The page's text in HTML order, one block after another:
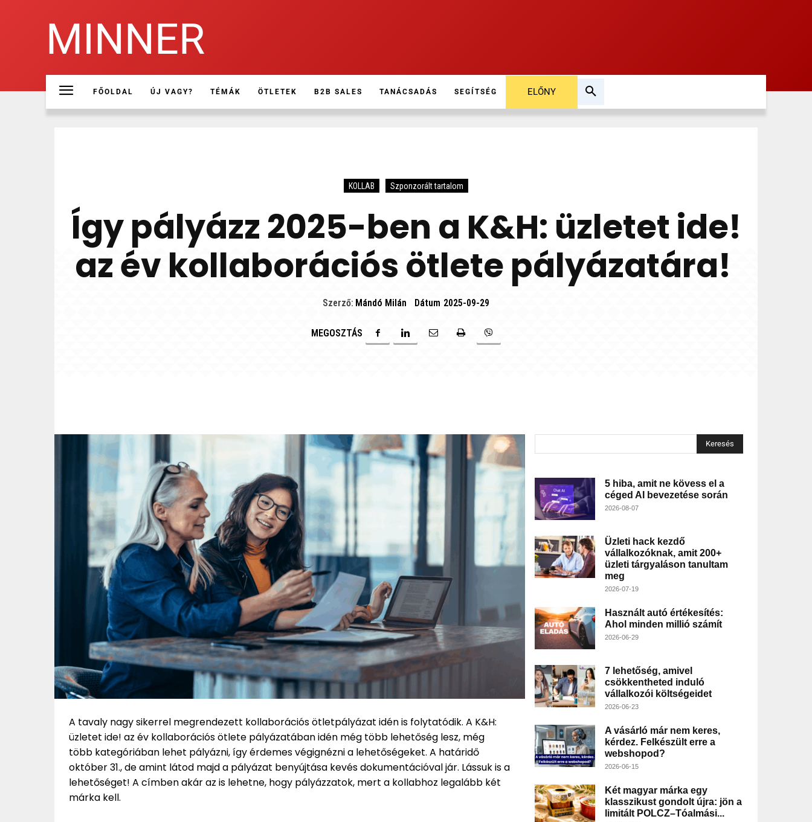
MINNER
FŐOLDAL ÚJ VAGY? TÉMÁK ÖTLETEK B2B SALES TANÁCSADÁS SEGÍTSÉG ELŐNY
KOLLAB Szponzorált tartalom
Így pályázz 2025-ben a K&H: üzletet ide!
az év kollaborációs ötlete pályázatára!
Szerző: Mándó Milán Dátum 2025-09-29
MEGOSZTÁS
A tavaly nagy sikerrel megrendezett kollaborációs ötletpályázat idén is folytatódik. A K&H:
üzletet ide! az év kollaborációs ötlete pályázatában idén még több lehetőség lesz, még
több kategóriában lehet pályázni, így érdemes végignézni a lehetőségeket. A határidő
október 31., de amint látod majd a pályázat benyújtása kevés dokumentációval jár. Lássuk is a
lehetőséget! A címben akár az is lehetne, hogy pályázzatok, mert a kollabhoz legalább két
márka kell.
Keresés
5 hiba, amit ne kövess el a
céged AI bevezetése során
2026-08-07
Üzleti hack kezdő
vállalkozóknak, amit 200+
üzleti tárgyaláson tanultam
meg
2026-07-19
Használt autó értékesítés:
Ahol minden millió számít
2026-06-29
7 lehetőség, amivel
csökkentheted induló
vállalkozói költségeidet
2026-06-23
A vásárló már nem keres,
kérdez. Felkészült erre a
webshopod?
2026-06-15
Két magyar márka egy
klasszikust gondolt újra: jön a
limitált POLCZ–Tóalmási...